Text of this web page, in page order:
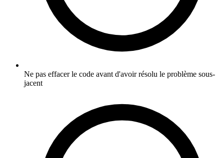
Ne pas effacer le code avant d'avoir résolu le problème sous-
jacent